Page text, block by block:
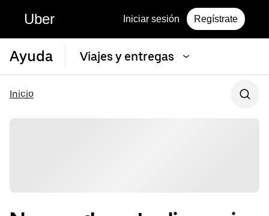
Uber Iniciar sesión Regístrate
Ayuda Viajes y entregas
Inicio